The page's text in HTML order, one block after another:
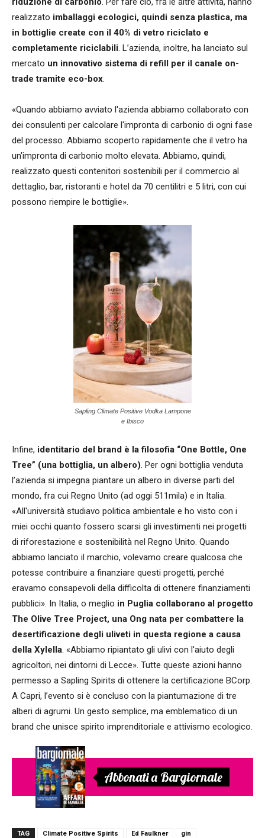
realizzato imballaggi ecologici, quindi senza plastica, ma
in bottiglie create con il 40% di vetro riciclato e
completamente riciclabili. L’azienda, inoltre, ha lanciato sul
mercato un innovativo sistema di refill per il canale on-
trade tramite eco-box.
«Quando abbiamo avviato l'azienda abbiamo collaborato con
dei consulenti per calcolare l'impronta di carbonio di ogni fase
del processo. Abbiamo scoperto rapidamente che il vetro ha
un'impronta di carbonio molto elevata. Abbiamo, quindi,
realizzato questi contenitori sostenibili per il commercio al
dettaglio, bar, ristoranti e hotel da 70 centilitri e 5 litri, con cui
possono riempire le bottiglie».
Sapling Climate Positive Vodka Lampone
e Ibisco
Infine, identitario del brand è la filosofia “One Bottle, One
Tree” (una bottiglia, un albero). Per ogni bottiglia venduta
l’azienda si impegna piantare un albero in diverse parti del
mondo, fra cui Regno Unito (ad oggi 511mila) e in Italia.
«All'università studiavo politica ambientale e ho visto con i
miei occhi quanto fossero scarsi gli investimenti nei progetti
di riforestazione e sostenibilità nel Regno Unito. Quando
abbiamo lanciato il marchio, volevamo creare qualcosa che
potesse contribuire a finanziare questi progetti, perché
eravamo consapevoli della difficolta di ottenere finanziamenti
pubblici». In Italia, o meglio in Puglia collaborano al progetto
The Olive Tree Project, una Ong nata per combattere la
desertificazione degli uliveti in questa regione a causa
della Xylella. «Abbiamo ripiantato gli ulivi con l'aiuto degli
agricoltori, nei dintorni di Lecce». Tutte queste azioni hanno
permesso a Sapling Spirits di ottenere la certificazione BCorp.
A Capri, l’evento si è concluso con la piantumazione di tre
alberi di agrumi. Un gesto semplice, ma emblematico di un
brand che unisce spirito imprenditoriale e attivismo ecologico.
Abbonati a Bargiornale
TAG Climate Positive Spirits Ed Faulkner
gin